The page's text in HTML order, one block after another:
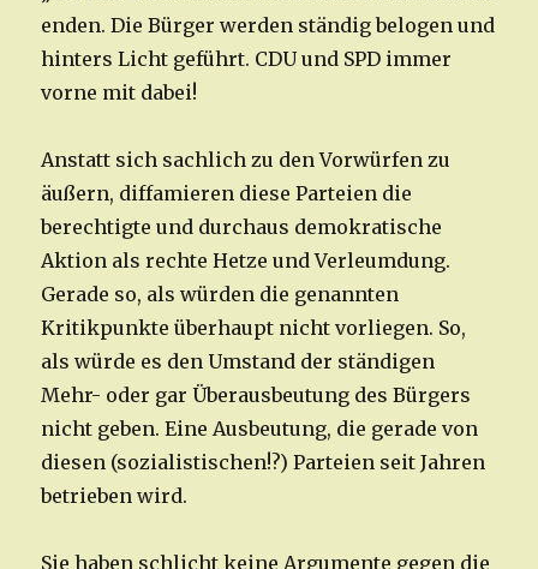
enden. Die Bürger werden ständig belogen und
hinters Licht geführt. CDU und SPD immer
vorne mit dabei!
Anstatt sich sachlich zu den Vorwürfen zu
äußern, diffamieren diese Parteien die
berechtigte und durchaus demokratische
Aktion als rechte Hetze und Verleumdung.
Gerade so, als würden die genannten
Kritikpunkte überhaupt nicht vorliegen. So,
als würde es den Umstand der ständigen
Mehr- oder gar Überausbeutung des Bürgers
nicht geben. Eine Ausbeutung, die gerade von
diesen (sozialistischen!?) Parteien seit Jahren
betrieben wird.
Sie haben schlicht keine Argumente gegen die